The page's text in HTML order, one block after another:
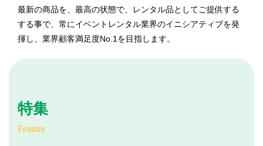
最新の商品を、最高の状態で、レンタル品としてご提供する
する事で、常にイベントレンタル業界のイニシアティブを発
揮し、業界顧客満足度No.1を目指します。
特集
Feature